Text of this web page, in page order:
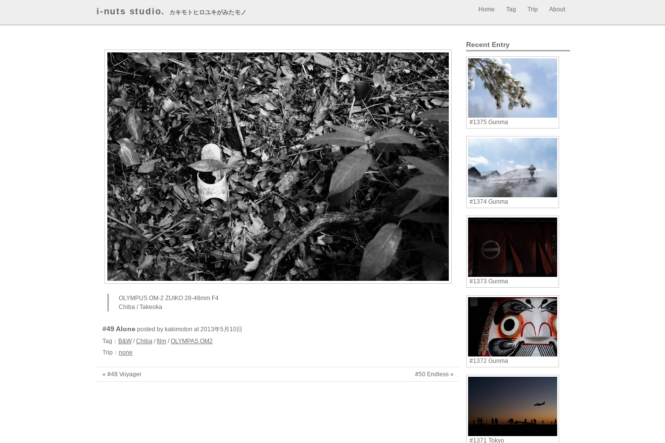
i-nuts studio. カキモトヒロユキがみたモノ Home Tag Trip About
OLYMPUS OM-2 ZUIKO 28-48mm F4
Chiba / Takeoka
#49 Alone posted by kakimoton at 2013年5月10日
Tag： B&W /Chiba /film /OLYMPAS OM2
Trip： none
« #48 Voyager #50 Endless »
Recent Entry
#1375 Gunma
#1374 Gunma
#1373 Gunma
#1372 Gunma
#1371 Tokyo